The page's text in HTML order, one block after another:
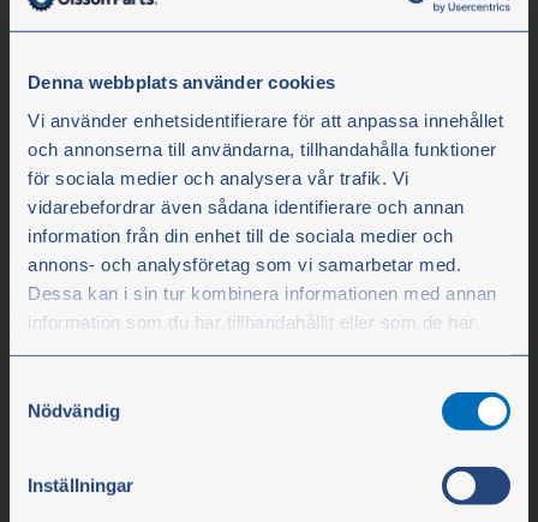
Denna webbplats använder cookies
Vi använder enhetsidentifierare för att anpassa innehållet
och annonserna till användarna, tillhandahålla funktioner
för sociala medier och analysera vår trafik. Vi
vidarebefordrar även sådana identifierare och annan
information från din enhet till de sociala medier och
annons- och analysföretag som vi samarbetar med.
Dessa kan i sin tur kombinera informationen med annan
information som du har tillhandahållit eller som de har
Du kan när som helst ändra ditt val. För att återkalla ditt
samtycke klickar du på ”Cookie-ikonen” längst ned till
Nödvändig
Inställningar
Olssons i Ellös
Olssons i Ellös AB
Slätthultsvägen 12